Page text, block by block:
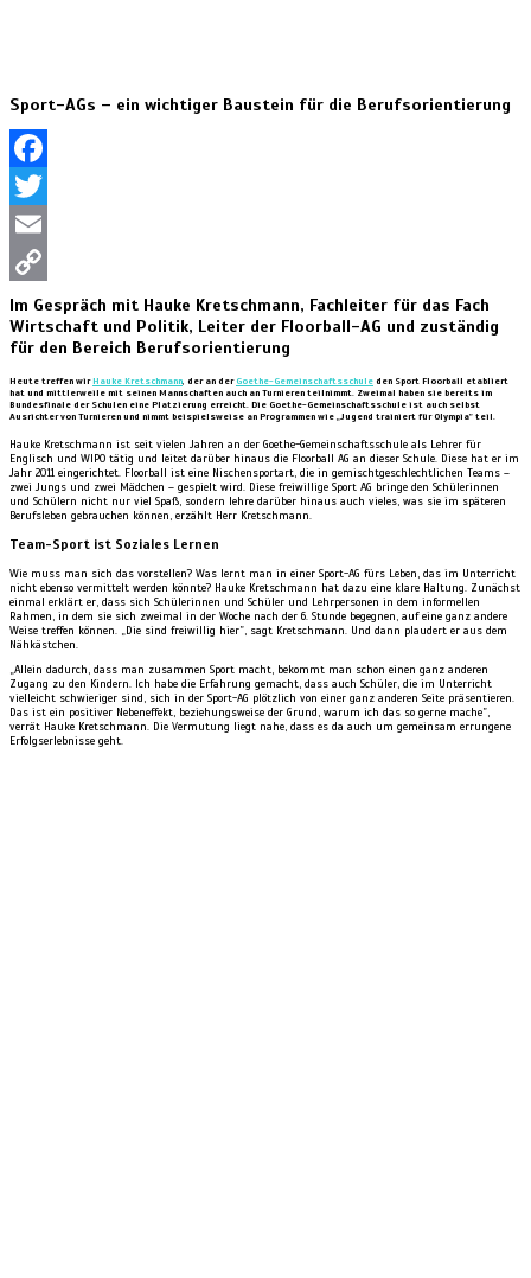
Sport-AGs – ein wichtiger Baustein für die Berufsorientierung
Facebook
Twitter
Email
Copy
Im Gespräch mit Hauke Kretschmann, Fachleiter für das Fach
Wirtschaft und Politik, Leiter der Floorball-AG und zuständig
für den Bereich Berufsorientierung
Heute treffen wirHauke Kretschmann , der an der Goethe-Gemeinschaftsschule den Sport Floorball etabliert
hat und mittlerweile mit seinen Mannschaften auch an Turnieren teilnimmt. Zweimal haben sie bereits im
Bundesfinale der Schulen eine Platzierung erreicht. Die Goethe-Gemeinschaftsschule ist auch selbst
Ausrichter von Turnieren und nimmt beispielsweise an Programmen wie „Jugend trainiert für Olympia” teil.
Hauke Kretschmann ist seit vielen Jahren an der Goethe-Gemeinschaftsschule als Lehrer für
Englisch und WIPO tätig und leitet darüber hinaus die Floorball AG an dieser Schule. Diese hat er im
Jahr 2011 eingerichtet. Floorball ist eine Nischensportart, die in gemischtgeschlechtlichen Teams –
zwei Jungs und zwei Mädchen – gespielt wird. Diese freiwillige Sport AG bringe den Schülerinnen
und Schülern nicht nur viel Spaß, sondern lehre darüber hinaus auch vieles, was sie im späteren
Berufsleben gebrauchen können, erzählt Herr Kretschmann.
Team-Sport ist Soziales Lernen
Wie muss man sich das vorstellen? Was lernt man in einer Sport-AG fürs Leben, das im Unterricht
nicht ebenso vermittelt werden könnte? Hauke Kretschmann hat dazu eine klare Haltung. Zunächst
einmal erklärt er, dass sich Schülerinnen und Schüler und Lehrpersonen in dem informellen
Rahmen, in dem sie sich zweimal in der Woche nach der 6. Stunde begegnen, auf eine ganz andere
Weise treffen können. „Die sind freiwillig hier”, sagt Kretschmann. Und dann plaudert er aus dem
Nähkästchen.
„Allein dadurch, dass man zusammen Sport macht, bekommt man schon einen ganz anderen
Zugang zu den Kindern. Ich habe die Erfahrung gemacht, dass auch Schüler, die im Unterricht
vielleicht schwieriger sind, sich in der Sport-AG plötzlich von einer ganz anderen Seite präsentieren.
Das ist ein positiver Nebeneffekt, beziehungsweise der Grund, warum ich das so gerne mache”,
verrät Hauke Kretschmann. Die Vermutung liegt nahe, dass es da auch um gemeinsam errungene
Erfolgserlebnisse geht.